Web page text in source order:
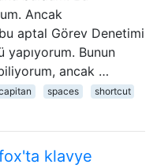
Ancak
aptal Görev Denetimi
yapıyorum. Bunun
ancak …
spaces
shortcut
klavye